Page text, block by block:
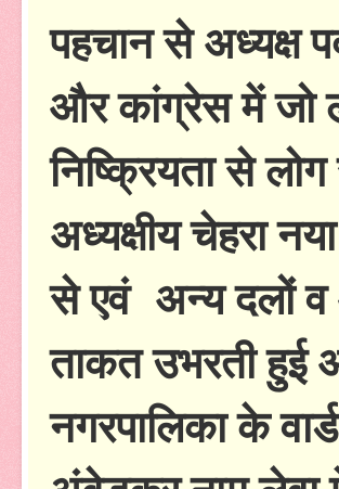
पहचान से अध्यक्ष
और कांग्रेस में जो
निष्क्रियता से
अध्यक्षीय चेहरा
से एवं अन्य दलों व
ताकत उभरती
नगरपालिका के